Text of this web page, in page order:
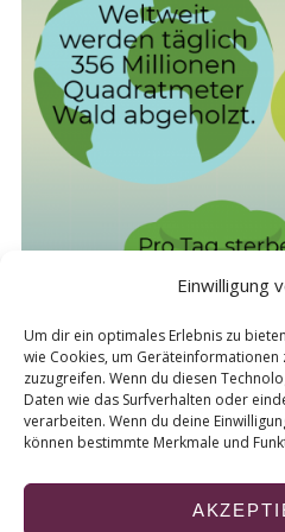
Einwilligung
Um dir ein optimales Erlebnis zu
wie Cookies, um
zuzugreifen. Wenn du diesen
Daten wie das Surfverhalten oder
verarbeiten. Wenn du deine
können bestimmte Merkmale und
a
r
c
h